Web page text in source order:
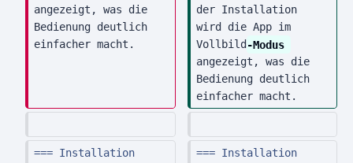
m
angezeigt, was die
Bedienung deutlich
einfacher macht.
der Installation
wird die App im
Vollbild -Modus
angezeigt, was die
Bedienung deutlich
einfacher macht.
=== Installation
=== Installation